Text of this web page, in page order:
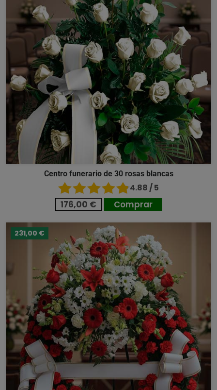
Centro funerario de 30 rosas blancas
4.88 / 5
176,00 € Comprar
231,00 €